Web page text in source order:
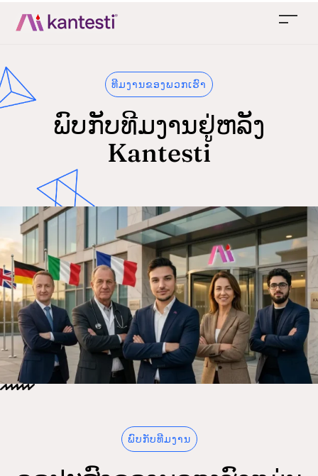
ທີມງານຂອງພວກເຮົາ
ພົບກັບທີມງານຢູ່ຫລັງ
Kantesti
ພົບກັບທີມງານ